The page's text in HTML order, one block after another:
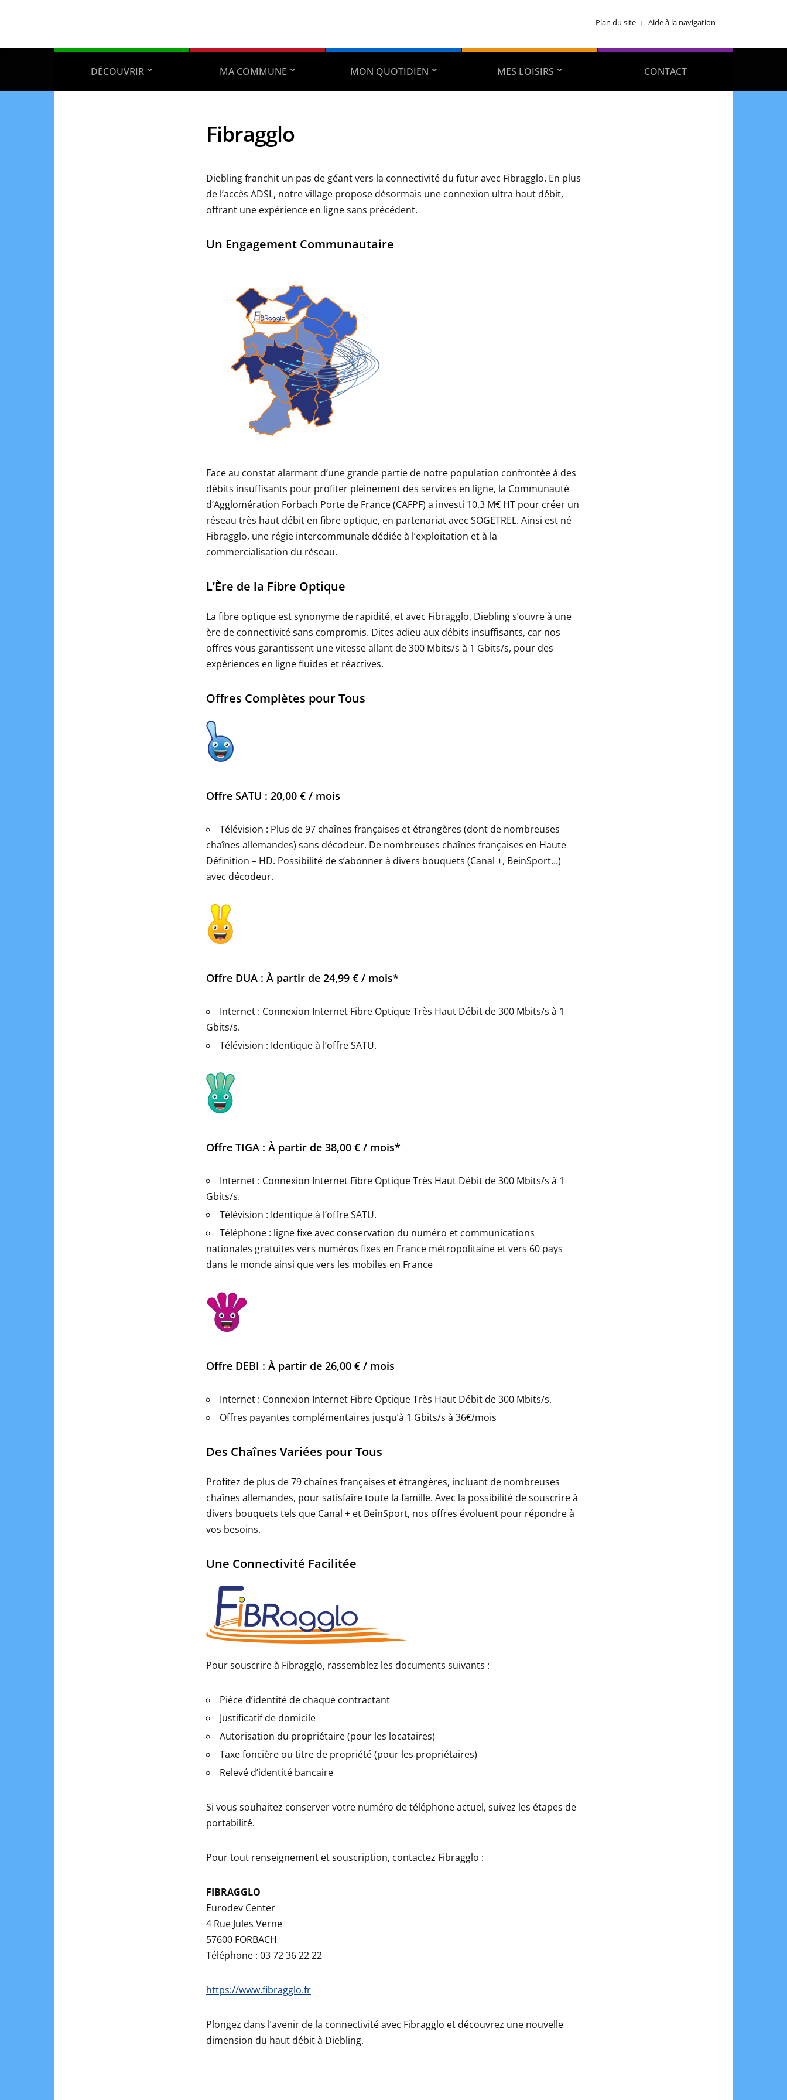
Plan du site Aide à la navigation
DÉCOUVRIR MA COMMUNE MON QUOTIDIEN MES LOISIRS CONTACT
Fibragglo
Diebling franchit un pas de géant vers la connectivité du futur avec Fibragglo. En plus
de l’accès ADSL, notre village propose désormais une connexion ultra haut débit,
offrant une expérience en ligne sans précédent.
Un Engagement Communautaire
Face au constat alarmant d’une grande partie de notre population confrontée à des
débits insuffisants pour profiter pleinement des services en ligne, la Communauté
d’Agglomération Forbach Porte de France (CAFPF) a investi 10,3 M€ HT pour créer un
réseau très haut débit en fibre optique, en partenariat avec SOGETREL. Ainsi est né
Fibragglo, une régie intercommunale dédiée à l’exploitation et à la
commercialisation du réseau.
L’Ère de la Fibre Optique
La fibre optique est synonyme de rapidité, et avec Fibragglo, Diebling s’ouvre à une
ère de connectivité sans compromis. Dites adieu aux débits insuffisants, car nos
offres vous garantissent une vitesse allant de 300 Mbits/s à 1 Gbits/s, pour des
expériences en ligne fluides et réactives.
Offres Complètes pour Tous
Offre SATU : 20,00 € / mois
Télévision : Plus de 97 chaînes françaises et étrangères (dont de nombreuses
chaînes allemandes) sans décodeur. De nombreuses chaînes françaises en Haute
Définition – HD. Possibilité de s’abonner à divers bouquets (Canal +, BeinSport…)
avec décodeur.
Offre DUA : À partir de 24,99 € / mois*
Internet : Connexion Internet Fibre Optique Très Haut Débit de 300 Mbits/s à 1
Gbits/s.
Télévision : Identique à l’offre SATU.
Offre TIGA : À partir de 38,00 € / mois*
Internet : Connexion Internet Fibre Optique Très Haut Débit de 300 Mbits/s à 1
Gbits/s.
Télévision : Identique à l’offre SATU.
Téléphone : ligne fixe avec conservation du numéro et communications
nationales gratuites vers numéros fixes en France métropolitaine et vers 60 pays
dans le monde ainsi que vers les mobiles en France
Offre DEBI : À partir de 26,00 € / mois
Internet : Connexion Internet Fibre Optique Très Haut Débit de 300 Mbits/s.
Offres payantes complémentaires jusqu’à 1 Gbits/s à 36€/mois
Des Chaînes Variées pour Tous
Profitez de plus de 79 chaînes françaises et étrangères, incluant de nombreuses
chaînes allemandes, pour satisfaire toute la famille. Avec la possibilité de souscrire à
divers bouquets tels que Canal + et BeinSport, nos offres évoluent pour répondre à
vos besoins.
Une Connectivité Facilitée
Pour souscrire à Fibragglo, rassemblez les documents suivants :
Pièce d’identité de chaque contractant
Justificatif de domicile
Autorisation du propriétaire (pour les locataires)
Taxe foncière ou titre de propriété (pour les propriétaires)
Relevé d’identité bancaire
Si vous souhaitez conserver votre numéro de téléphone actuel, suivez les étapes de
portabilité.
Pour tout renseignement et souscription, contactez Fibragglo :
FIBRAGGLO
Eurodev Center
4 Rue Jules Verne
57600 FORBACH
Téléphone : 03 72 36 22 22
https://www.fibragglo.fr
Plongez dans l’avenir de la connectivité avec Fibragglo et découvrez une nouvelle
dimension du haut débit à Diebling.